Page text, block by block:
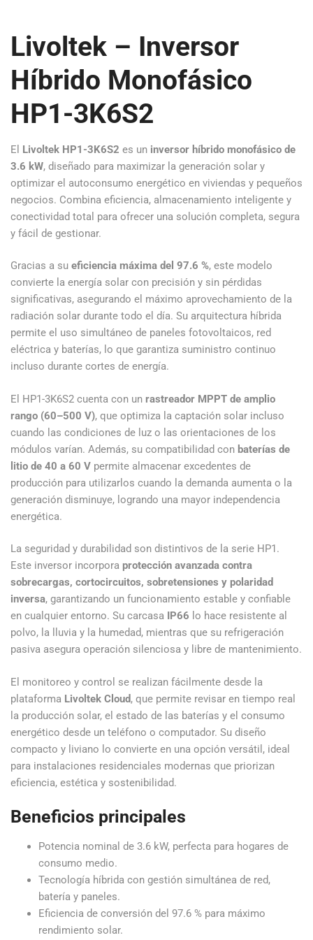
Livoltek – Inversor
Híbrido Monofásico
HP1-3K6S2
El Livoltek HP1-3K6S2 es un inversor híbrido monofásico de
3.6 kW, diseñado para maximizar la generación solar y
optimizar el autoconsumo energético en viviendas y pequeños
negocios. Combina eficiencia, almacenamiento inteligente y
conectividad total para ofrecer una solución completa, segura
y fácil de gestionar.
Gracias a su eficiencia máxima del 97.6 %, este modelo
convierte la energía solar con precisión y sin pérdidas
significativas, asegurando el máximo aprovechamiento de la
radiación solar durante todo el día. Su arquitectura híbrida
permite el uso simultáneo de paneles fotovoltaicos, red
eléctrica y baterías, lo que garantiza suministro continuo
incluso durante cortes de energía.
El HP1-3K6S2 cuenta con un rastreador MPPT de amplio
rango (60–500 V), que optimiza la captación solar incluso
cuando las condiciones de luz o las orientaciones de los
módulos varían. Además, su compatibilidad con baterías de
litio de 40 a 60 V permite almacenar excedentes de
producción para utilizarlos cuando la demanda aumenta o la
generación disminuye, logrando una mayor independencia
energética.
La seguridad y durabilidad son distintivos de la serie HP1.
Este inversor incorpora protección avanzada contra
sobrecargas, cortocircuitos, sobretensiones y polaridad
inversa, garantizando un funcionamiento estable y confiable
en cualquier entorno. Su carcasa IP66 lo hace resistente al
polvo, la lluvia y la humedad, mientras que su refrigeración
pasiva asegura operación silenciosa y libre de mantenimiento.
El monitoreo y control se realizan fácilmente desde la
plataforma Livoltek Cloud, que permite revisar en tiempo real
la producción solar, el estado de las baterías y el consumo
energético desde un teléfono o computador. Su diseño
compacto y liviano lo convierte en una opción versátil, ideal
para instalaciones residenciales modernas que priorizan
eficiencia, estética y sostenibilidad.
Beneficios principales
Potencia nominal de 3.6 kW, perfecta para hogares de
consumo medio.
Tecnología híbrida con gestión simultánea de red,
batería y paneles.
Eficiencia de conversión del 97.6 % para máximo
rendimiento solar.